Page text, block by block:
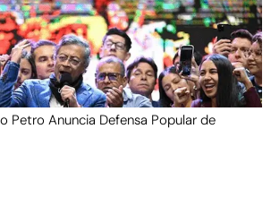
Petro Anuncia Defensa Popular de